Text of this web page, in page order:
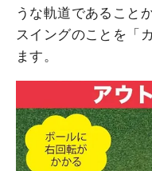
うな軌道であること
スイングのことを「
ます。